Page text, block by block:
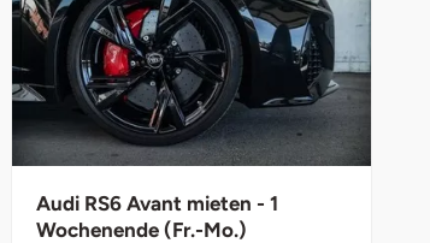
Audi RS6 Avant mieten - 1
Wochenende (Fr.-Mo.)